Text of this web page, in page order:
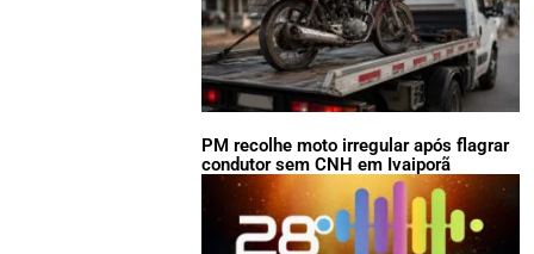
PM recolhe moto irregular após flagrar
condutor sem CNH em Ivaiporã